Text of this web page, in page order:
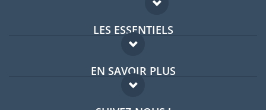
LES ESSENTIELS
Forum expatriés
Guides pays
EN SAVOIR PLUS
FAQ